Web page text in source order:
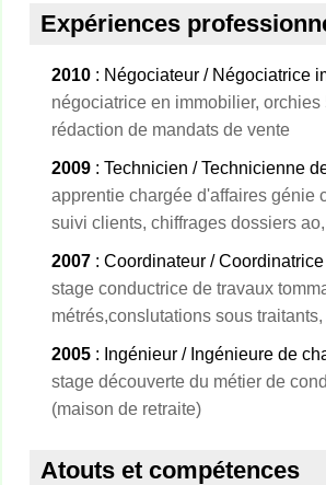
Expériences
2010 : Négociateur / Négociatrice
négociatrice en immobilier,
rédaction de mandats de vente
2009 : Technicien / Technicienne
apprentie chargée d'affaires génie
suivi clients, chiffrages dossiers
2007 : Coordinateur /
stage conductrice de travaux
métrés,conslutations sous
2005 : Ingénieur / Ingénieure de
stage découverte du métier de
(maison de retraite)
Atouts et compétences